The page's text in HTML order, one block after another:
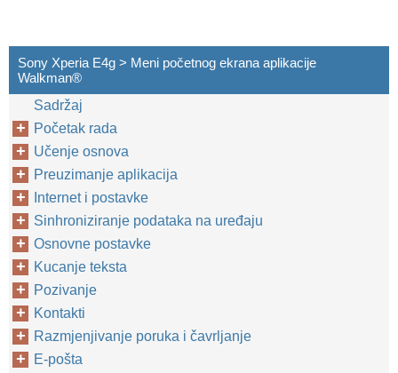
Sony Xperia E4g > Meni početnog ekrana aplikacije
Walkman®
Sadržaj
Početak rada
Učenje osnova
Preuzimanje aplikacija
Internet i postavke
Sinhroniziranje podataka na uređaju
Osnovne postavke
Kucanje teksta
Pozivanje
Kontakti
Razmjenjivanje poruka i čavrljanje
E-pošta